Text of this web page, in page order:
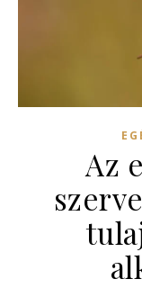
Az